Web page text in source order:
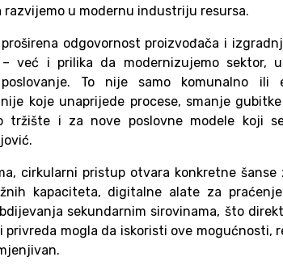
razvijemo u modernu industriju resursa.
odgovornost proizvođača i
već i prilika da modernizujemo sektor,
To nije samo komunalno ili
koje unaprijede procese, smanje
tržište i za nove poslovne modele koji
cirkularni pristup otvara konkretne
kapaciteta, digitalne alate za
sekundarnim sirovinama, što
privreda mogla da iskoristi ove mogućnosti,